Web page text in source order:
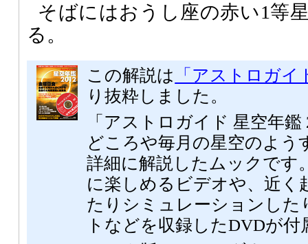
そばにはおうし座の赤い1等
る。
この解説は
「アストロガイ
り抜粋しました。
「アストロガイド 星空年
どころや毎月の星空のよう
詳細に解説したムックです
に楽しめるビデオや、近く
たりシミュレーションし
トなどを収録したDVDが付